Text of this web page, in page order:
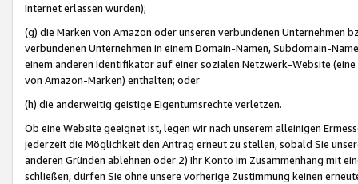
Internet erlassen wurden);
(g) die Marken von Amazon oder unseren verbundenen Unternehmen
verbundenen Unternehmen in einem Domain-Namen, Subdomain-
einem anderen Identifikator auf einer sozialen Netzwerk-Website
von Amazon-Marken) enthalten; oder
(h) die anderweitig geistige Eigentumsrechte verletzen.
Ob eine Website geeignet ist, legen wir nach unserem alleinigen
jederzeit die Möglichkeit den Antrag erneut zu stellen, sobald Sie
anderen Gründen ablehnen oder 2) Ihr Konto im Zusammenhang mit
schließen, dürfen Sie ohne unsere vorherige Zustimmung keinen